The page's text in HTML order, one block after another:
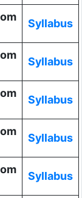
Syllabus
Syllabus
Syllabus
Syllabus
Syllabus